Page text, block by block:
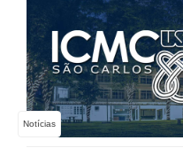
Notícias